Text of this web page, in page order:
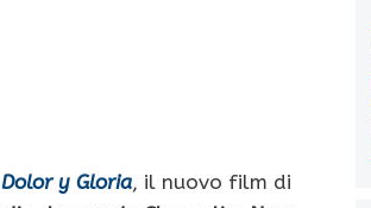
Dolor y Gloria, il nuovo film di